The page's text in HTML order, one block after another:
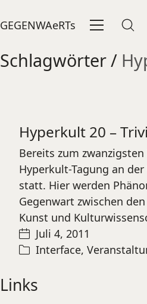
GEGENWAeRTs
Schlagwörter /
Hyperkult 20 –
Bereits zum
Hyperkult-Tagung an
statt. Hier werden
Gegenwart zwischen
Kunst und
Juli 4, 2011
Interface,
Links